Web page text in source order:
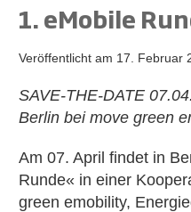
1. eMobile
Veröffentlicht am 17. Februar
SAVE-THE-DATE
Berlin bei move green
Am 07. April findet in
Runde« in einer
green emobility,